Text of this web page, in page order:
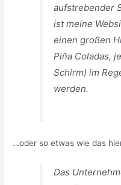
aufstrebender
ist meine
einen großen
Piña Coladas,
Schirm) im
werden.
…oder so etwas wie das
Das